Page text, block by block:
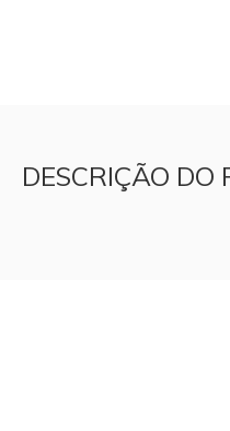
DESCRIÇÃO DO